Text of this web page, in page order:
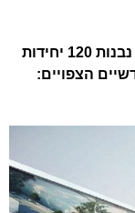
חברת גיא ודורון לוי מכרה את הפרויקט בו נבנות 120 יחידות
הצפויים: